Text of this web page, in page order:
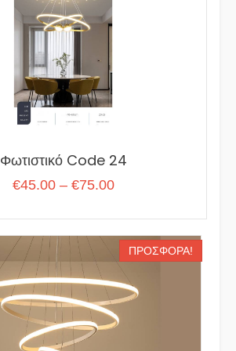
Φωτιστικό Code 24
€45.00 – €75.00Price
through
ΠΡΟΣΦΟΡΆ!